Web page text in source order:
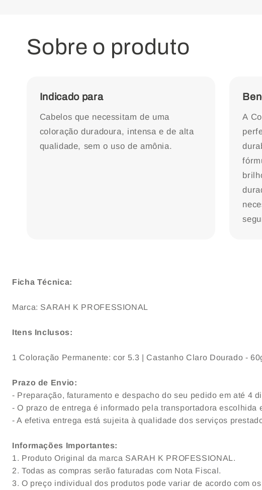
Sobre o produto
Indicado para
Cabelos que necessitam de uma
coloração duradoura, intensa e de alta
qualidade, sem o uso de amônia.
A
Ficha Técnica:
Marca: SARAH K PROFESSIONAL
Itens Inclusos:
1 Coloração Permanente: cor 5.3 | Castanho Claro Dourado -
Prazo de Envio:
- Preparação, faturamento e despacho do seu pedido em até 4
- O prazo de entrega é informado pela transportadora
- A efetiva entrega está sujeita à qualidade dos serviços
Informações Importantes:
1. Produto Original da marca SARAH K PROFESSIONAL.
2. Todas as compras serão faturadas com Nota Fiscal.
3. O preço individual dos produtos pode variar de acordo com